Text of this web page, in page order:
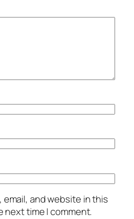
email, and website in this
next time I comment.